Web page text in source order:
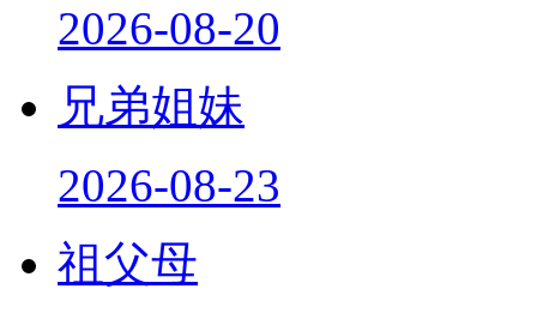
2026-08-20
兄弟姐妹
2026-08-23
祖父母